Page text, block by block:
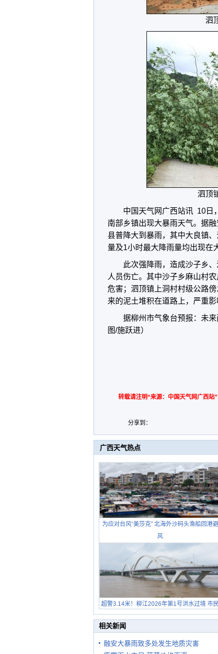
泗
泗顶
中国天气网广西站讯 10日
南部乡镇出现大暴雨天气。据
县普降大到暴雨，其中大良镇
量及1小时最大降雨量均出现在
此次强降雨，造成沙子乡
人员伤亡。其中沙子乡麻山村
危害；泗顶镇上洞村村级公路
来的泥土堆积在道路上，严重
据柳州市气象台预报：未
图/施跃进）
转载请注明“来源：中国天气网广西站
分享到：
广西天气热点
为应对台风“美莎克” 北海外沙码头渔船回港避
风
超警3.14米！柳江2026年第1号洪水过境 市
在堤岸见证汛况
相关新闻
融安大暴雨致多处发生地质灾害